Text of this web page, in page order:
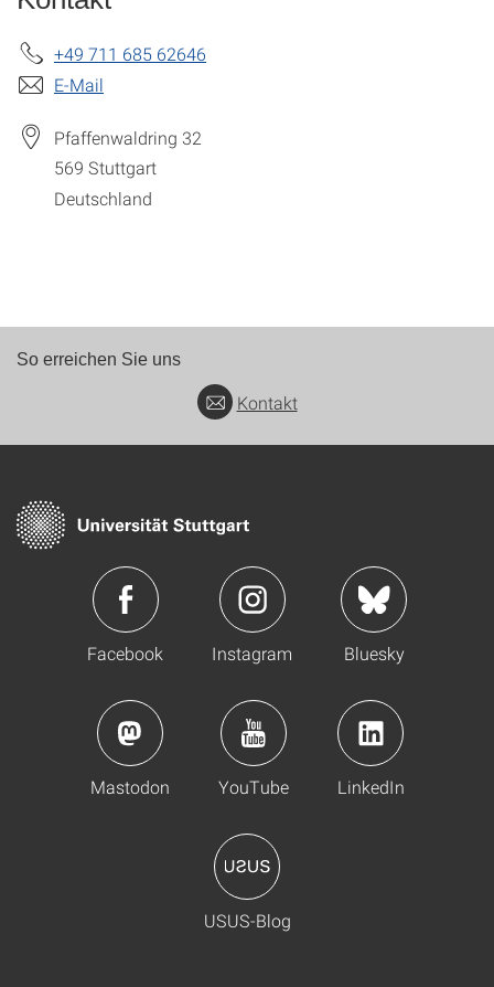
+49 711 685 62646
E-Mail
Pfaffenwaldring 32
569 Stuttgart
Deutschland
So erreichen Sie uns
Kontakt
Facebook Instagram Bluesky
Mastodon YouTube LinkedIn
USUS-Blog